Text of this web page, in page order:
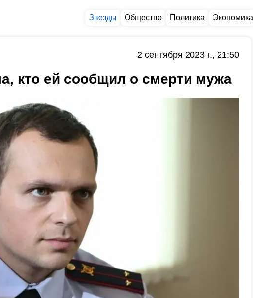
Звезды Общество Политика Экономика
2 сентября 2023 г., 21:50
кто ей сообщил о смерти мужа